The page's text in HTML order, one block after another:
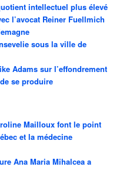
intellectuel plus élevé
l’avocat Reiner Fuellmich
sous la ville de
Adams sur l’effondrement
se produire
Mailloux font le point
et la médecine
Ana Maria Mihalcea a